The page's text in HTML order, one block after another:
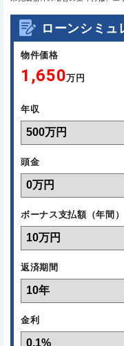
ローンシミュ
物件価格
1,650万円
年収
頭金
ボーナス支払額（年間）
返済期間
金利